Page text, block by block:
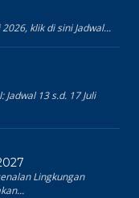
klik di sini Jadwal...
13 s.d. 17 Juli
Lingkungan